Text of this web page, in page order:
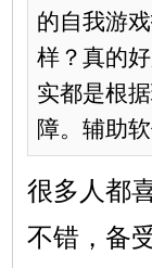
的自我游
样？真的
实都是根
障。辅助
很多人都
不错，备